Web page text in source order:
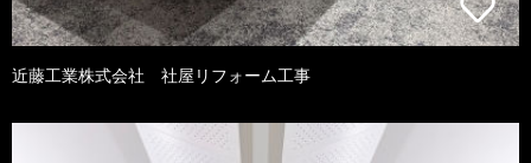
近藤工業株式会社 社屋リフォーム工事